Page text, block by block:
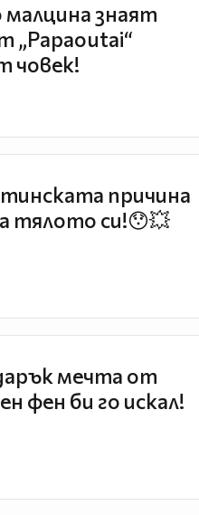
малцина знаят
„Papaoutai“
човек!
причина
тялото си!😯💥
мечта от
фен би го искал!